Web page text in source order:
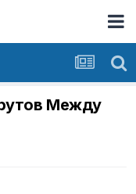
Между